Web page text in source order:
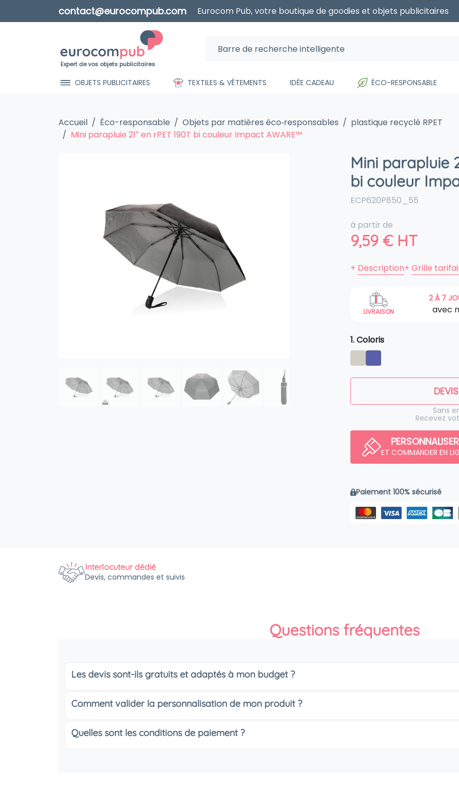
contact@eurocompub.com Eurocom Pub, votre boutique de goodies et objets publicitaires
Expert de vos objets publicitaires
OBJETS PUBLICITAIRES TEXTILES & VÊTEMENTS IDÉE CADEAU ÉCO-RESPONSABLE
Accueil Éco-responsable Objets par matières éco‑responsables
plastique recyclé RPET
Mini parapluie 21″ en rPET 190T bi couleur Impact AWARE™
Mini parapluie
bi couleur
ECP620P850_55
à partir de
9,59 €HT
+ Description+ Grille
LIVRAISON
2 À 7
avec
1. Coloris
Sans
Recevez
PERSONNALISER
ET COMMANDER EN
Paiement 100% sécurisé
Interlocuteur dédié
Devis, commandes et suivis
Questions fréquentes
Les devis sont-ils gratuits et adaptés à mon budget ?
Comment valider la personnalisation de mon produit ?
Quelles sont les conditions de paiement ?